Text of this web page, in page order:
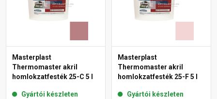
Masterplast
Thermomaster akril
homlokzatfesték 25-C 5 l
Gyártói készleten
Masterplast
Thermomaster akril
homlokzatfesték 25-F 5 l
Gyártói készleten